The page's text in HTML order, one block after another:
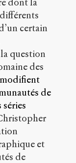
certain
question
des
de
et
de